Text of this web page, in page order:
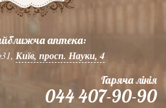
аптека:
Київ, просп. Науки, 4
Гаряча лінія
044 407-90-90